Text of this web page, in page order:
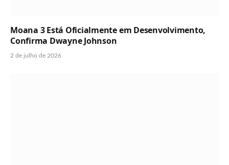
Moana 3 Está Oficialmente em Desenvolvimento,
Confirma Dwayne Johnson
2 de julho de 2026